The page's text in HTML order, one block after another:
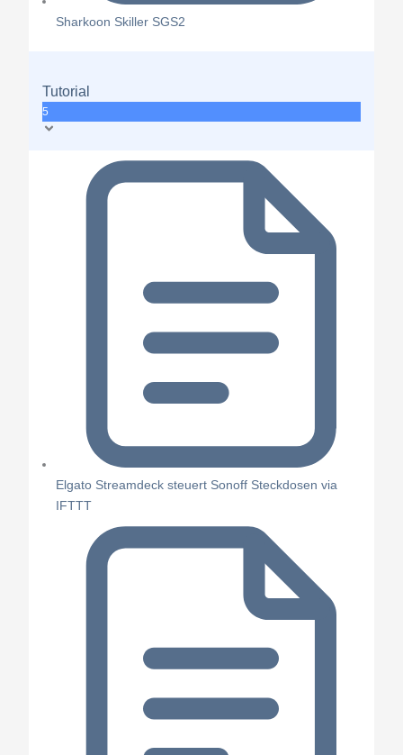
Sharkoon Skiller SGS2
Tutorial
5
Elgato Streamdeck steuert Sonoff Steckdosen via
IFTTT